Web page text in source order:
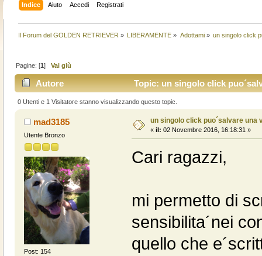
Indice Aiuto Accedi Registrati
Il Forum del GOLDEN RETRIEVER » LIBERAMENTE » Adottami» un singolo click
Pagine: [1]Vai giù
Autore Topic: un singolo click
0 Utenti e 1 Visitatore stanno visualizzando questo topic.
mad3185
Utente Bronzo
Post: 154
un singolo click puo´salvare una
« il: 02 Novembre 2016, 16:18:31 »
Cari ragazzi,
mi permetto di
sensibilita´nei
quello che